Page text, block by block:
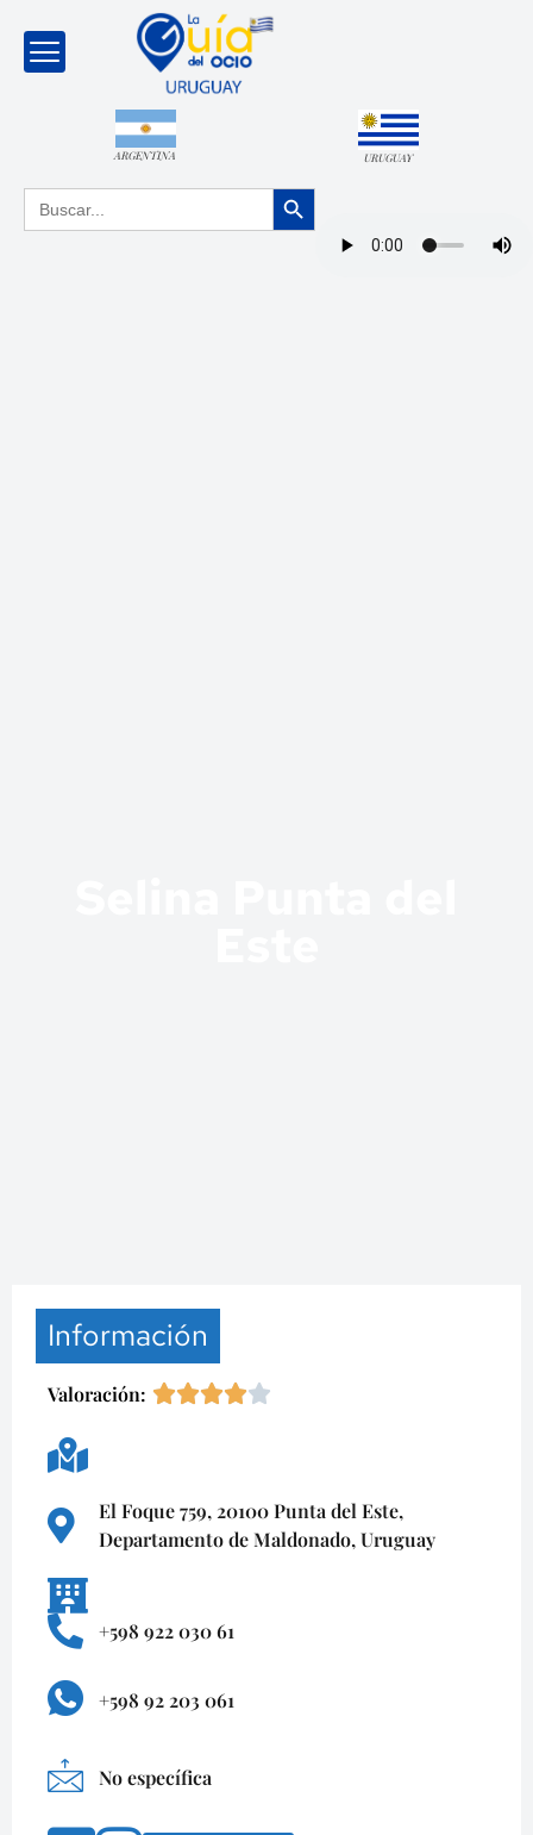
ARGENTINA URUGUAY
Buscar: Botón de búsqueda
Información
Valoración:
El Foque 759, 20100 Punta del Este,
Departamento de Maldonado, Uruguay
+598 922 030 61
+598 92 203 061
No específica